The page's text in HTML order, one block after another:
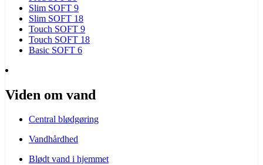
Slim SOFT 9
Slim SOFT 18
Touch SOFT 9
Touch SOFT 18
Basic SOFT 6
Viden om vand
Central blødgøring
Vandhårdhed
Blødt vand i hjemmet